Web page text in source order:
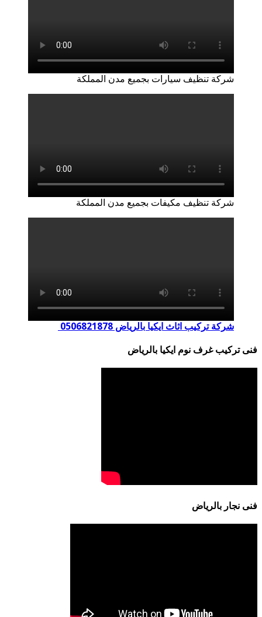
شركة تنظيف سيارات بجميع مدن المملكة
شركة تنظيف مكيفات بجميع مدن المملكة
شركة تركيب اثاث ايكيا بالرياض 0506821878
فنى تركيب غرف نوم ايكيا بالرياض
فنى نجار بالرياض